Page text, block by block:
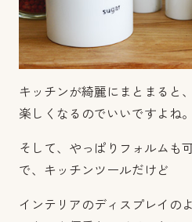
キッチンが綺麗にまとまると
楽しくなるのでいいですよね。
そして、やっぱりフォルムも
で、キッチンツールだけど
インテリアのディスプレイの